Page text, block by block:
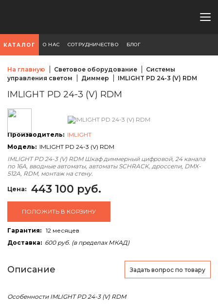
КАТАЛОГ О НАС СОТРУДНИЧЕСТВО БЛОГ
На главную Световое оборудование
Системы
управления светом
Диммер IMLIGHT PD 24-3 (V) RDM
IMLIGHT PD 24-3 (V) RDM
Производитель: IMLIGHT
Модель: IMLIGHT PD 24-3 (V) RDM
IMLIGHT PD 24-3 (V) RDM Шкаф диммерный цифровой, 24 канала
по 16А, вводные автоматы, автоматы SCHRACK, дроссели, DMX-
512A, RDM, монтаж на стену.
Цена: 443 100 руб.
ПОЛОЖИТЬ В КОРЗИНУ
Гарантия: 12 месяцев
Доставка: 600 руб. (в пределах МКАД)
Описание Задать вопрос по товару
Особенности IMLIGHT PD 24-3 (V) RDM